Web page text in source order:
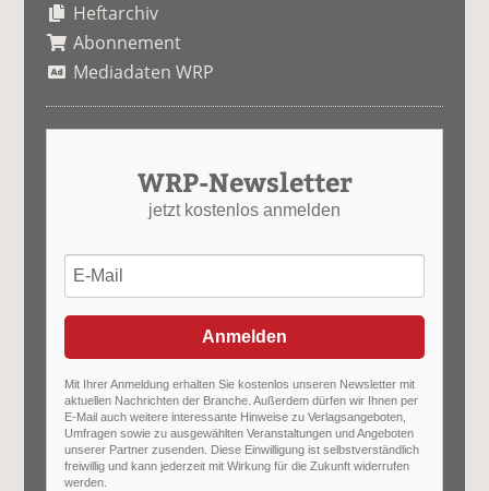
Heftarchiv
Abonnement
Mediadaten WRP
WRP-Newsletter
jetzt kostenlos anmelden
Anmelden
Mit Ihrer Anmeldung erhalten Sie kostenlos unseren Newsletter mit
aktuellen Nachrichten der Branche. Außerdem dürfen wir Ihnen per
E-Mail auch weitere interessante Hinweise zu Verlagsangeboten,
Umfragen sowie zu ausgewählten Veranstaltungen und Angeboten
unserer Partner zusenden. Diese Einwilligung ist selbstverständlich
freiwillig und kann jederzeit mit Wirkung für die Zukunft widerrufen
werden.